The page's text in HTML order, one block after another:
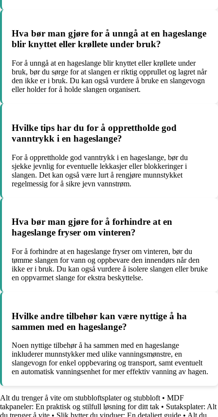
Hva bør man gjøre for å unngå at en hageslange
blir knyttet eller krøllete under bruk?
For å unngå at en hageslange blir knyttet eller krøllete under
bruk, bør du sørge for at slangen er riktig opprullet og lagret når
den ikke er i bruk. Du kan også vurdere å bruke en slangevogn
eller holder for å holde slangen organisert.
Hvilke tips har du for å opprettholde god
vanntrykk i en hageslange?
For å opprettholde god vanntrykk i en hageslange, bør du
sjekke jevnlig for eventuelle lekkasjer eller blokkeringer i
slangen. Det kan også være lurt å rengjøre munnstykket
regelmessig for å sikre jevn vannstrøm.
Hva bør man gjøre for å forhindre at en
hageslange fryser om vinteren?
For å forhindre at en hageslange fryser om vinteren, bør du
tømme slangen for vann og oppbevare den innendørs når den
ikke er i bruk. Du kan også vurdere å isolere slangen eller bruke
en oppvarmet slange for ekstra beskyttelse.
Hvilke andre tilbehør kan være nyttige å ha
sammen med en hageslange?
Noen nyttige tilbehør å ha sammen med en hageslange
inkluderer munnstykker med ulike vanningsmønstre, en
slangevogn for enkel oppbevaring og transport, samt eventuelt
en automatisk vanningsenhet for mer effektiv vanning av hagen.
Alt du trenger å vite om stubbloftsplater og stubbloft • MDF
takpaneler: En praktisk og stilfull løsning for ditt tak • Sutaksplater: Alt